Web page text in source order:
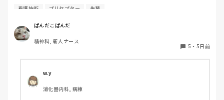
が、ほとんどの新人に当てはまりました。。。時代柄でしょ
私はどちらかといえば、PNSは好きじゃありません。
でもPNSでやれというからには、もっと業務量に見合った、
新人を指導しながら業務ができるゆとりが欲しいです。
いと思いますか？
質問失礼します。
4月に入職してまだ少ししか経っていないのですが、プリセ
プターを変えたいと考えています。ただ、同じ病棟の先輩で
もあるため、なかなか相談することができません。
私はもともと人見知りで、自分から悩みや相談事を人に話す
ことが苦手なタイプです。
プリセプターを変えたいと思った理由は、プリセプターとの
看護技術 プリセプター 先輩
ぱんだこぱんだ
精神科, 新人ナース
5 ・ 5日前
w.y
消化器内科, 病棟